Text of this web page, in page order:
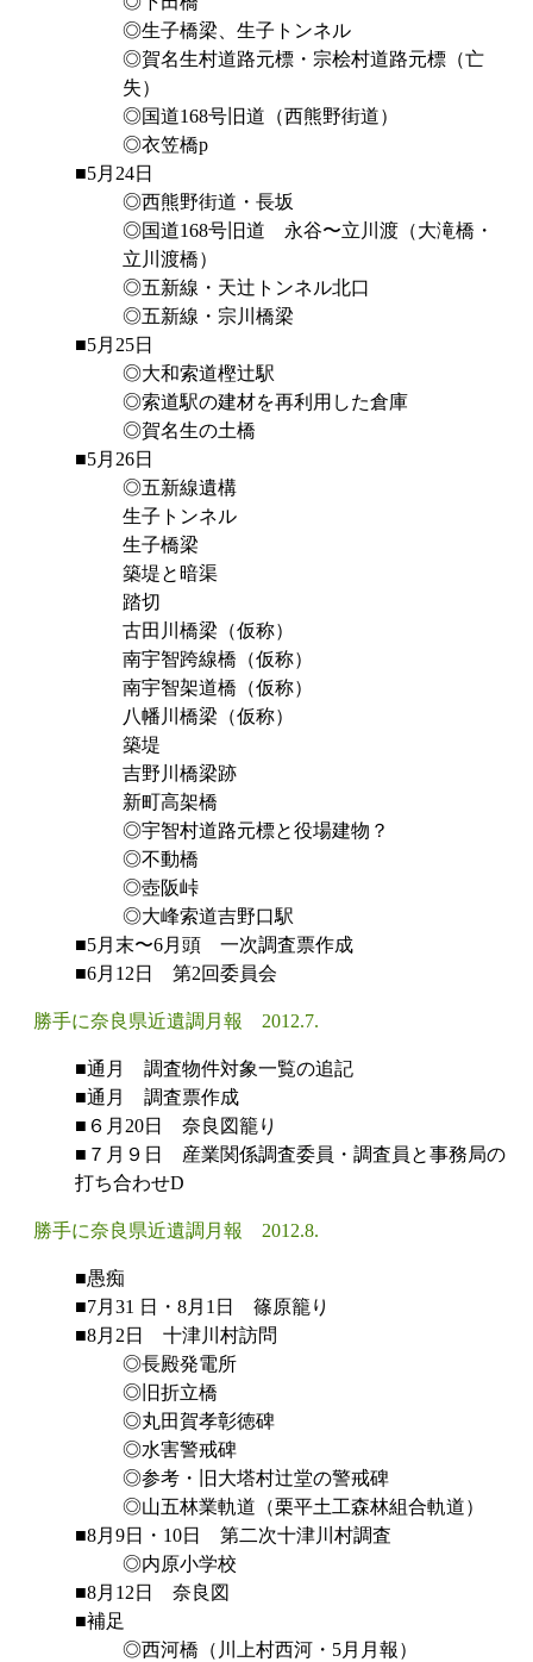
◎生子橋梁、生子トンネル
◎賀名生村道路元標・宗桧村道路元標（亡
失）
◎国道168号旧道（西熊野街道）
◎衣笠橋p
■5月24日
◎西熊野街道・長坂
◎国道168号旧道 永谷〜立川渡（大滝橋・
立川渡橋）
◎五新線・天辻トンネル北口
◎五新線・宗川橋梁
■5月25日
◎大和索道樫辻駅
◎索道駅の建材を再利用した倉庫
◎賀名生の土橋
■5月26日
◎五新線遺構
生子トンネル
生子橋梁
築堤と暗渠
踏切
古田川橋梁（仮称）
南宇智跨線橋（仮称）
南宇智架道橋（仮称）
八幡川橋梁（仮称）
築堤
吉野川橋梁跡
新町高架橋
◎宇智村道路元標と役場建物？
◎不動橋
◎壺阪峠
◎大峰索道吉野口駅
■5月末〜6月頭 一次調査票作成
■6月12日 第2回委員会
勝手に奈良県近遺調月報 2012.7.
■通月 調査物件対象一覧の追記
■通月 調査票作成
■６月20日 奈良図籠り
■７月９日 産業関係調査委員・調査員と事務局の
打ち合わせD
勝手に奈良県近遺調月報 2012.8.
■愚痴
■7月31 日・8月1日 篠原籠り
■8月2日 十津川村訪問
◎長殿発電所
◎旧折立橋
◎丸田賀孝彰徳碑
◎水害警戒碑
◎参考・旧大塔村辻堂の警戒碑
◎山五林業軌道（栗平土工森林組合軌道）
■8月9日・10日 第二次十津川村調査
◎内原小学校
■8月12日 奈良図
■補足
◎西河橋（川上村西河・5月月報）